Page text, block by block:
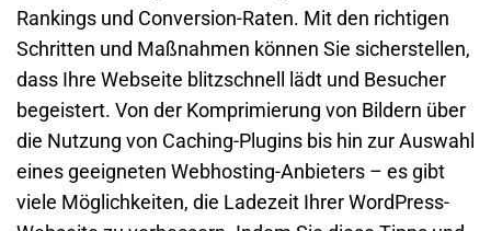
Rankings und Conversion-Raten. Mit den richtigen
Schritten und Maßnahmen können Sie sicherstellen,
dass Ihre Webseite blitzschnell lädt und Besucher
begeistert. Von der Komprimierung von Bildern über
die Nutzung von Caching-Plugins bis hin zur Auswahl
eines geeigneten Webhosting-Anbieters – es gibt
viele Möglichkeiten, die Ladezeit Ihrer WordPress-